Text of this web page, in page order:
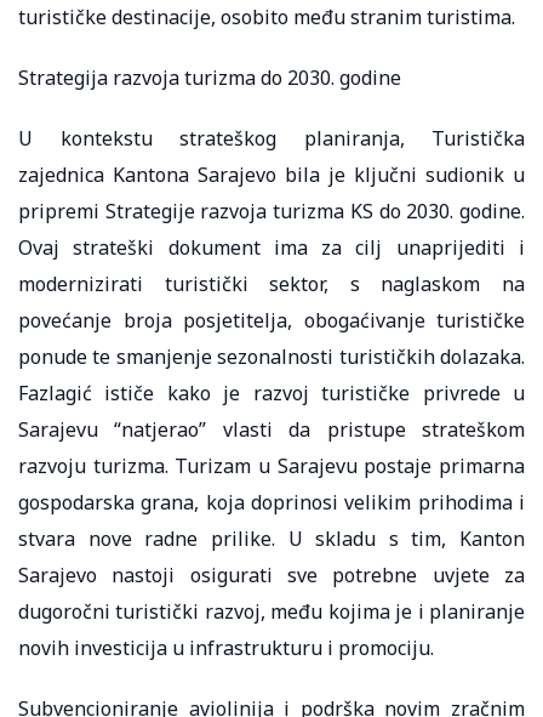
turističke destinacije, osobito među stranim turistima.
Strategija razvoja turizma do 2030. godine
U kontekstu strateškog planiranja, Turistička
zajednica Kantona Sarajevo bila je ključni sudionik u
pripremi Strategije razvoja turizma KS do 2030. godine.
Ovaj strateški dokument ima za cilj unaprijediti i
modernizirati turistički sektor, s naglaskom na
povećanje broja posjetitelja, obogaćivanje turističke
ponude te smanjenje sezonalnosti turističkih dolazaka.
Fazlagić ističe kako je razvoj turističke privrede u
Sarajevu “natjerao” vlasti da pristupe strateškom
razvoju turizma. Turizam u Sarajevu postaje primarna
gospodarska grana, koja doprinosi velikim prihodima i
stvara nove radne prilike. U skladu s tim, Kanton
Sarajevo nastoji osigurati sve potrebne uvjete za
dugoročni turistički razvoj, među kojima je i planiranje
novih investicija u infrastrukturu i promociju.
Subvencioniranje aviolinija i podrška novim zračnim